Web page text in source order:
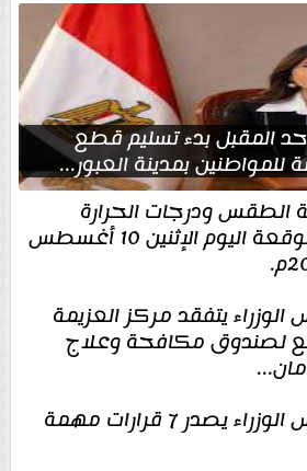
المقبل بدء تسليم قطع
بمدينة العبور...
الطقس ودرجات الحرارة
المتوقعة اليوم الإثنين 10 أغسطس
الوزراء يتفقد مركز العزيمة
لصندوق مكافحة وعلاج
يصدر 7 قرارات مهمة